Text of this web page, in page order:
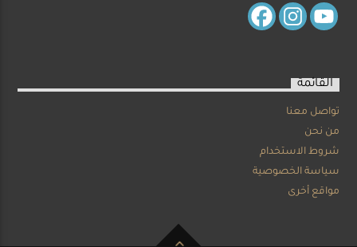
القائمة
تواصل معنا
من نحن
شروط الاستخدام
سياسة الخصوصية
مواقع أخرى